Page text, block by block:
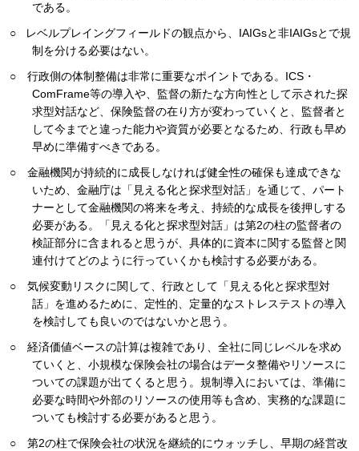
である。
レベルプレイングフィールドの観点から、IAIGsと非IAIGsとで規
制を分ける必要はない。
行政側の体制整備は非常に重要なポイントである。ICS・
ComFrame等の導入や、監督の新たな方向性として示された探
求型対話など、保険監督の在り方が変わっていくと、監督者と
して今までと違った能力や資質が必要となるため、行政も早め
早めに準備すべきである。
金融機関が持続的に成長しなければ健全性の確保も達成できな
いため、金融庁は「見える化と探求型対話」を通じて、パート
ナーとして金融機関の将来を考え、持続的な成長を後押しする
必要がある。「見える化と探求型対話」は第2の柱の監督者の
検証部分に含まれると思うが、具体的に資本に関する監督と関
連付けてどのように行っていくかも検討する必要がある。
気候変動リスクに関して、行政として「見える化と探求型対
話」を進めるために、定性的、定量的なストレステストの導入
を検討しても良いのではないかと思う。
経済価値ベースの計算は複雑であり、全社に同じレベルを求め
ていくと、小規模な保険会社の場合はデータ整備やリソースに
ついての課題が出てくると思う。規制導入においては、準備に
必要な時間や外部のリソースの使用等も含め、実務的な課題に
ついても検討する必要があると思う。
第2の柱で保険会社の状況を継続的にウォッチし、早期の経営改